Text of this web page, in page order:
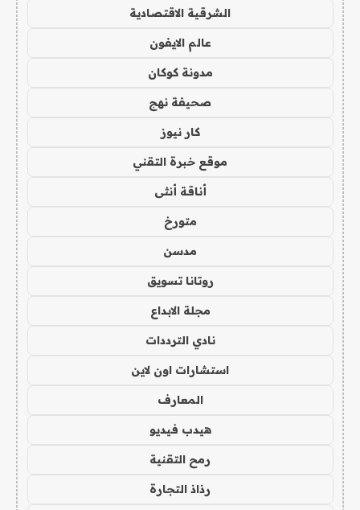
الشرقية الاقتصادية
عالم الايفون
مدونة كوكان
صحيفة نهج
كار نيوز
موقع خبرة التقني
أناقة أنثى
متورخ
مدسن
روتانا تسويق
مجلة الابداع
نادي الترددات
استشارات اون لاين
المعارف
هيدب فيديو
رمح التقنية
رذاذ التجارة